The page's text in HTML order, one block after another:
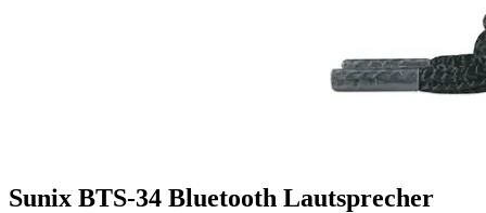
Sunix BTS-34 Bluetooth Lautsprecher